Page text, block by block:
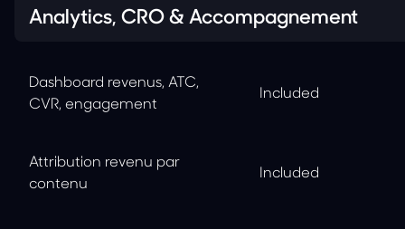
Analytics, CRO & Accompagnement
Dashboard revenus, ATC,
CVR, engagement
Included
Attribution revenu par
contenu
Included